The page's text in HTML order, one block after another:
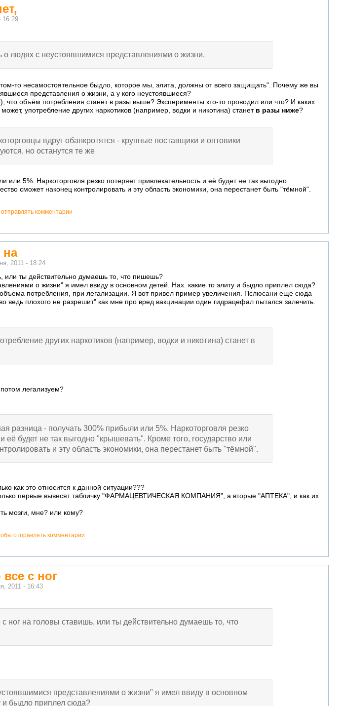
16:29
о людях с неустоявшимися представлениями о жизни.
то несамостоятельное быдло, которое мы, элита, должны от всего защищать". Почему же вы
представления о жизни, а у кого неустоявшиеся?
что объём потребления станет в разы выше? Эксперименты кто-то проводил или что? И каких
употребление других наркотиков (например, водки и никотина) станет в разы ниже?
вдруг обанкротятся - крупные поставщики и оптовики
но останутся те же
или 5%. Наркоторговля резко потеряет привлекательность и её будет не так выгодно
сможет наконец контролировать и эту область экономики, она перестанет быть "тёмной".
комментарии
на
2011 - 18:24
или ты действительно думаешь то, что пишешь?
о жизни" я имел ввиду в основном детей. Нах. какие то элиту и быдло приплел сюда?
потребления, при легализации. Я вот привел пример увеличения. Пслюсани еще сюда
ведь плохого не разрешит" как мне про вред вакцинации один гидрацефал пытался залечить.
других наркотиков (например, водки и никотина) станет в
легализуем?
разница - получать 300% прибыли или 5%. Наркоторговля резко
её будет не так выгодно "крышевать". Кроме того, государство или
и эту область экономики, она перестанет быть "тёмной".
как это относится к данной ситуации???
первые вывесят табличку "ФАРМАЦЕВТИЧЕСКАЯ КОМПАНИЯ", а вторые "АПТЕКА", и как их
мозги, мне? или кому?
отправлять комментарии
с ног
2011 - 16:43
ног на головы ставишь, или ты действительно думаешь то, что
представлениями о жизни" я имел ввиду в основном
и быдло приплел сюда?